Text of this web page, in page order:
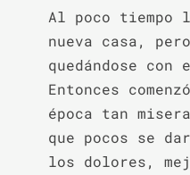
Al poco tiempo
nueva casa,
quedándose
Entonces
época tan
que pocos se
los dolores,